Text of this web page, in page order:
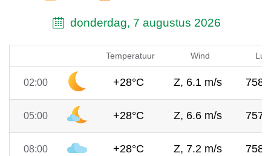
donderdag, 7 augustus 2026
Temperatuur Wind
02:00 +28°C Z, 6.1 m/s 758
05:00 +28°C Z, 6.6 m/s 757
08:00 +28°C Z, 7.2 m/s 758